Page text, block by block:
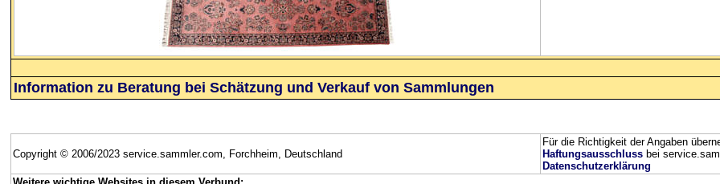
Information zu Beratung bei Schätzung und Verkauf von Sammlungen
Copyright © 2006/2023 service.sammler.com, Forchheim, Deutschland
Für die Richtigkeit der Angaben
Haftungsausschluss bei
Datenschutzerklärung